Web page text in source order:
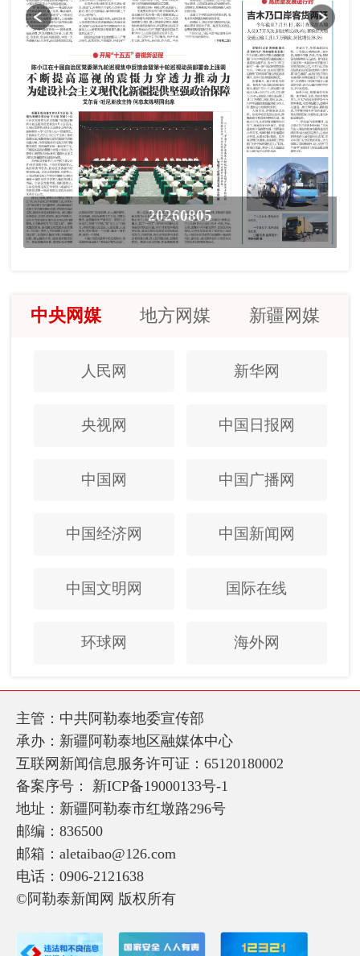
20260805
中央网媒 地方网媒 新疆网媒
人民网 新华网
央视网 中国日报网
中国网 中国广播网
中国经济网 中国新闻网
中国文明网 国际在线
环球网 海外网
主管：中共阿勒泰地委宣传部
承办：新疆阿勒泰地区融媒体中心
互联网新闻信息服务许可证：65120180002
备案序号： 新ICP备19000133号-1
地址：新疆阿勒泰市红墩路296号
邮编：836500
邮箱：aletaibao@126.com
电话：0906-2121638
©阿勒泰新闻网 版权所有